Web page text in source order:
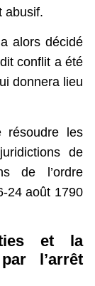
abusif.
alors décidé
conflit a été
donnera lieu
résoudre les
de
de l’ordre
24 août 1790
et la
l’arrêt